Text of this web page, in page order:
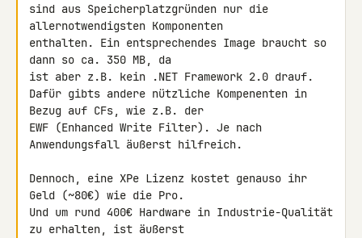
sind aus Speicherplatzgründen nur die
allernotwendigsten Komponenten
enthalten. Ein entsprechendes Image braucht so
dann so ca. 350 MB, da
ist aber z.B. kein .NET Framework 2.0 drauf.
Dafür gibts andere nützliche Kompenenten in
Bezug auf CFs, wie z.B. der
EWF (Enhanced Write Filter). Je nach
Anwendungsfall äußerst hilfreich.
Dennoch, eine XPe Lizenz kostet genauso ihr
Geld (~80€) wie die Pro.
Und um rund 400€ Hardware in Industrie-Qualität
zu erhalten, ist äußerst